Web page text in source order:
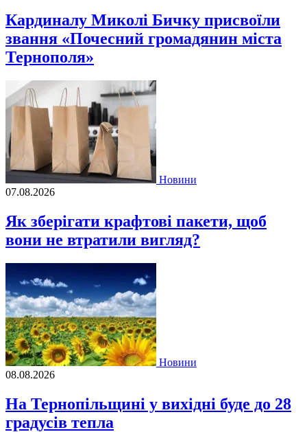
Кардиналу Миколі Бичку присвоїли
звання «Почесний громадянин міста
Тернополя»
Новини
07.08.2026
Як зберігати крафтові пакети, щоб
вони не втратили вигляд?
Новини
08.08.2026
На Тернопільщині у вихідні буде до 28
градусів тепла